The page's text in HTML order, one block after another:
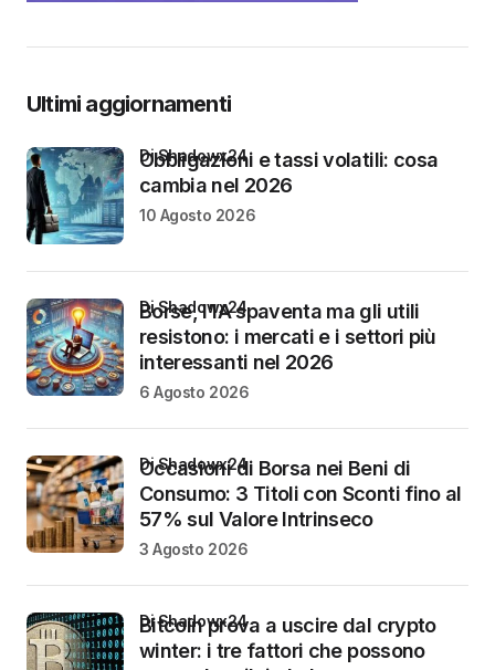
Ultimi aggiornamenti
Obbligazioni e tassi volatili: cosa
cambia nel 2026
di Shadowx24
10 Agosto 2026
Borse, l’IA spaventa ma gli utili
resistono: i mercati e i settori più
interessanti nel 2026
di Shadowx24
6 Agosto 2026
Occasioni di Borsa nei Beni di
Consumo: 3 Titoli con Sconti fino al
57% sul Valore Intrinseco
di Shadowx24
3 Agosto 2026
Bitcoin prova a uscire dal crypto
winter: i tre fattori che possono
di Shadowx24